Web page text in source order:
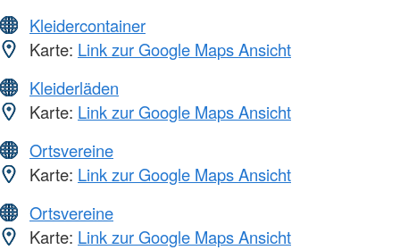
Kleidercontainer
Karte: Link zur Google Maps Ansicht
Kleiderläden
Karte: Link zur Google Maps Ansicht
Ortsvereine
Karte: Link zur Google Maps Ansicht
Ortsvereine
Karte: Link zur Google Maps Ansicht